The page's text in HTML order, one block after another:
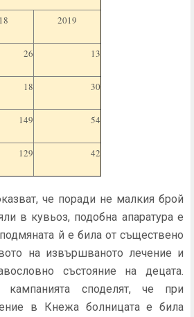
2019
26 13
18 30
149 54
129 42
че поради не малкия брой
в кувьоз, подобна апаратура е
й е била от съществено
на извършваното лечение и
състояние на децата.
кампанията споделят, че при
в Кнежа болницата е била